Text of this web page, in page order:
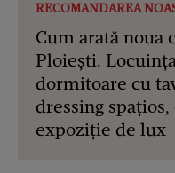
RECOMANDAREA
Cum arată noua
Ploiești.
dormitoare cu
dressing
expoziție de lux